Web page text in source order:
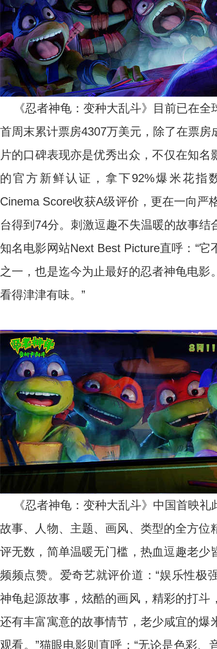
《忍者神龟：变种大乱斗》目前已在
首周末累计票房4307万美元，除了在票房
片的口碑表现亦是优秀出众，不仅在知名
的官方新鲜认证，拿下92%爆米花指
Cinema Score收获A级评价，更在一向严
台得到 74分。刺激逗趣不失温暖的故事结
知名电影网站Next Best Picture直呼：“它
之一，也是迄今为止最好的忍者神龟电影
看得津津有味。”
《忍者神龟：变种大乱斗》中国首映
故事、人物、主题、画风、类型的全方位
评无数，简单温暖无门槛，热血逗趣老少
频频点赞。爱奇艺就评价道：“娱乐性极
神龟起源故事，炫酷的画风，精彩的打斗
还有丰富寓意的故事情节，老少咸宜的爆
观看。”猫眼电影则直呼：“无论是色彩、